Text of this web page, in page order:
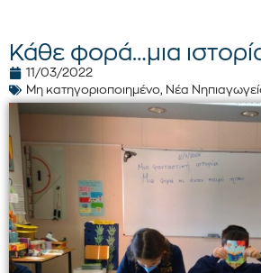
Κάθε φορά…μια
11/03/2022
Μη κατηγοριοποιημένο, Νέα